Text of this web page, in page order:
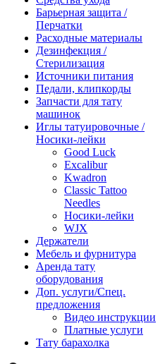
Барьерная защита /
Перчатки
Расходные материалы
Дезинфекция /
Стерилизация
Источники питания
Педали, клипкорды
Запчасти для тату
машинок
Иглы татуировочные /
Носики-лейки
Good Luck
Excalibur
Kwadron
Classic Tattoo
Needles
Носики-лейки
WJX
Держатели
Мебель и фурнитура
Аренда тату
оборудования
Доп. услуги/Спец.
предложения
Видео инструкции
Платные услуги
Тату барахолка